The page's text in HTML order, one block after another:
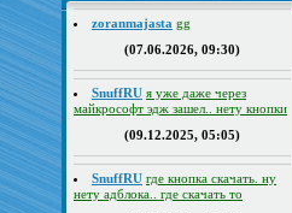
zoranmajasta gg
(07.06.2026, 09:30)
SnuffRU я уже даже через
майкрософт эдж зашел.. нету кнопки
(09.12.2025, 05:05)
SnuffRU где кнопка скачать. ну
нету адблока.. где скачать то